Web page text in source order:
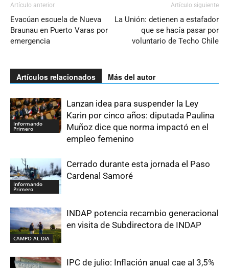
Artículo anterior
Evacúan escuela de Nueva
Braunau en Puerto Varas por
emergencia
Artículo siguiente
La Unión: detienen a estafador
que se hacía pasar por
voluntario de Techo Chile
Artículos relacionados Más del autor
Informando
Primero
Lanzan idea para suspender la Ley
Karin por cinco años: diputada Paulina
Muñoz dice que norma impactó en el
empleo femenino
Informando
Primero
Cerrado durante esta jornada el Paso
Cardenal Samoré
CAMPO AL DIA
INDAP potencia recambio generacional
en visita de Subdirectora de INDAP
IPC de julio: Inflación anual cae al 3,5%